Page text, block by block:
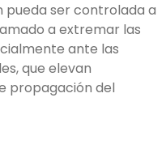
pueda ser controlada a
a extremar las
ante las
que elevan
propagación del